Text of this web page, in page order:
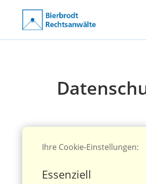
Ihre Cookie-Einstellungen:
Essenziell